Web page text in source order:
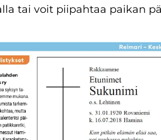
tai voit piipahtaa paikan